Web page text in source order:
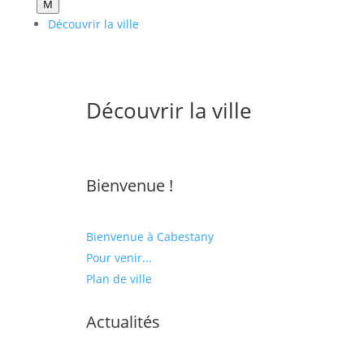
M
Découvrir la ville
Découvrir la ville
Bienvenue !
Bienvenue à Cabestany
Pour venir...
Plan de ville
Actualités